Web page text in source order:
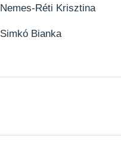
Nemes-Réti Krisztina
Simkó Bianka